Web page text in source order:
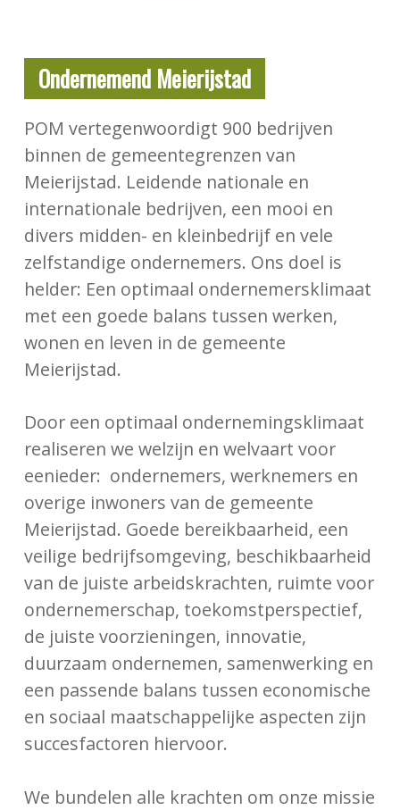
Ondernemend Meierijstad
POM vertegenwoordigt 900 bedrijven
binnen de gemeentegrenzen van
Meierijstad. Leidende nationale en
internationale bedrijven, een mooi en
divers midden- en kleinbedrijf en vele
zelfstandige ondernemers. Ons doel is
helder: Een optimaal ondernemersklimaat
met een goede balans tussen werken,
wonen en leven in de gemeente
Meierijstad.
Door een optimaal ondernemingsklimaat
realiseren we welzijn en welvaart voor
eenieder: ondernemers, werknemers en
overige inwoners van de gemeente
Meierijstad. Goede bereikbaarheid, een
veilige bedrijfsomgeving, beschikbaarheid
van de juiste arbeidskrachten, ruimte voor
ondernemerschap, toekomstperspectief,
de juiste voorzieningen, innovatie,
duurzaam ondernemen, samenwerking en
een passende balans tussen economische
en sociaal maatschappelijke aspecten zijn
succesfactoren hiervoor.
We bundelen alle krachten om onze missie